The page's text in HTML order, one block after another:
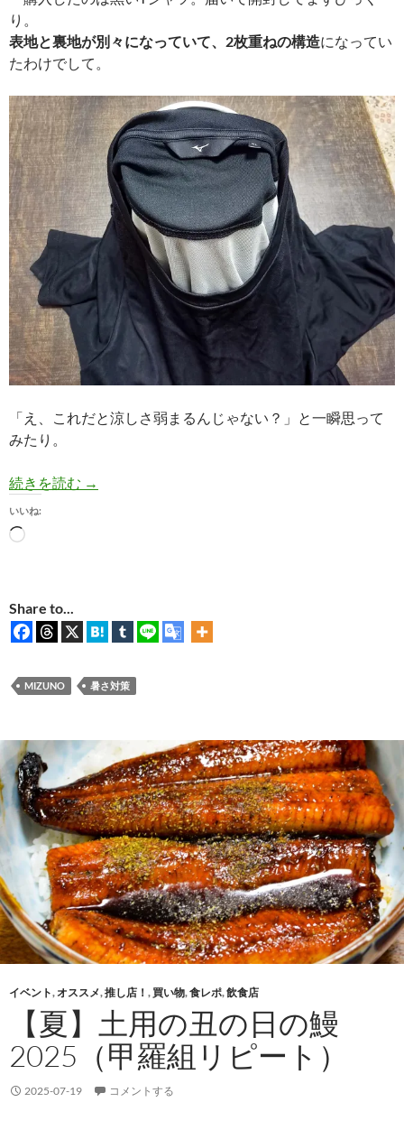
り。
表地と裏地が別々になっていて、2枚重ねの構造になってい
たわけでして。
「え、これだと涼しさ弱まるんじゃない？」と一瞬思って
みたり。
続きを読む 【着用レビュー】ミズノ「アイスタッチ」Ｔシ
→
いいね:
読
中…
Share to...
MIZUNO 暑さ対策
イベント,オススメ,推し店！ , 買い物,食レポ,飲食店
【夏】土用の丑の日の鰻
2025（甲羅組リピート）
2025-07-19 コメントする